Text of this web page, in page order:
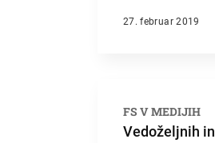
27. februar 2019
FS V MEDIJIH
Vedoželjnih in